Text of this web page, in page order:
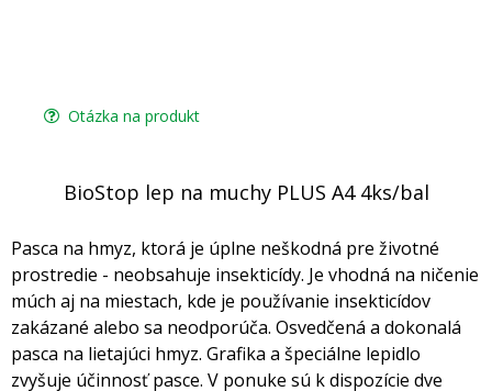
Otázka na produkt
BioStop lep na muchy PLUS A4 4ks/bal
Pasca na hmyz, ktorá je úplne neškodná pre životné
prostredie - neobsahuje insekticídy. Je vhodná na ničenie
múch aj na miestach, kde je používanie insekticídov
zakázané alebo sa neodporúča. Osvedčená a dokonalá
pasca na lietajúci hmyz. Grafika a špeciálne lepidlo
zvyšuje účinnosť pasce. V ponuke sú k dispozície dve